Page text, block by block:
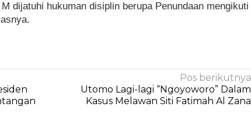
dijatuhi hukuman disiplin berupa Penundaan mengikuti
Pos berikutnya
Utomo Lagi-lagi “Ngoyoworo” Dalam
Kasus Melawan Siti Fatimah Al Zana